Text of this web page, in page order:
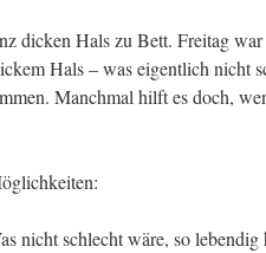
dicken Hals zu Bett. Freitag
Hals – was eigentlich nicht
Manchmal hilft es doch,
nicht schlecht wäre, so lebendig